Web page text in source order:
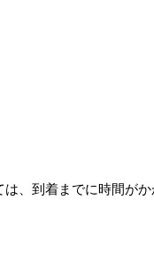
、到着までに時間がか